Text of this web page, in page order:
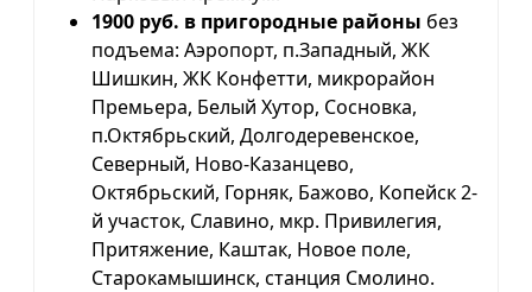
1900 руб. в пригородные районы без
подъема: Аэропорт, п.Западный, ЖК
Шишкин, ЖК Конфетти, микрорайон
Премьера, Белый Хутор, Сосновка,
п.Октябрьский, Долгодеревенское,
Северный, Ново-Казанцево,
Октябрьский, Горняк, Бажово, Копейск 2-
й участок, Славино, мкр. Привилегия,
Притяжение, Каштак, Новое поле,
Старокамышинск, станция Смолино.